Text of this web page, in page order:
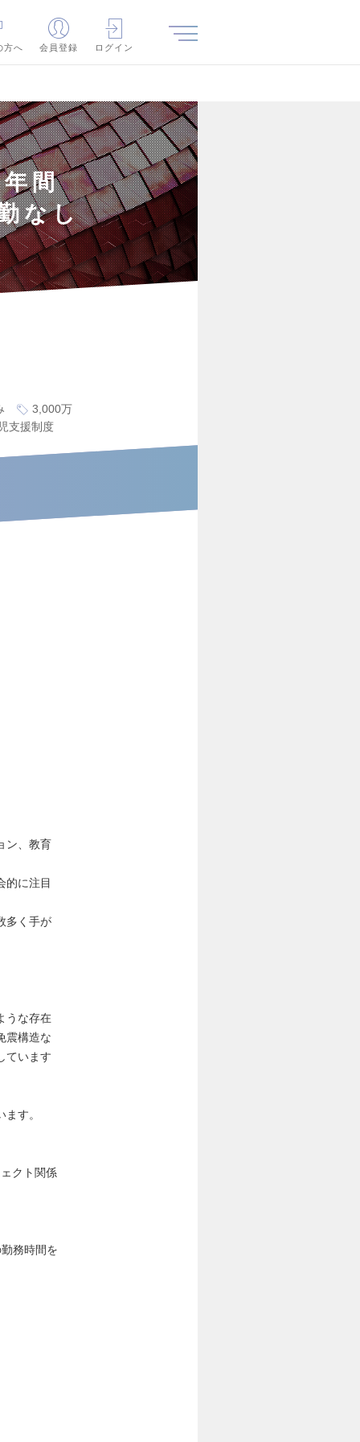
方へ 会員登録 ログイン
間
なし
3,000万
支援制度
ン、教育
的に注目
多く手が
うな存在
震構造な
ています
す。
クト関係
務時間を